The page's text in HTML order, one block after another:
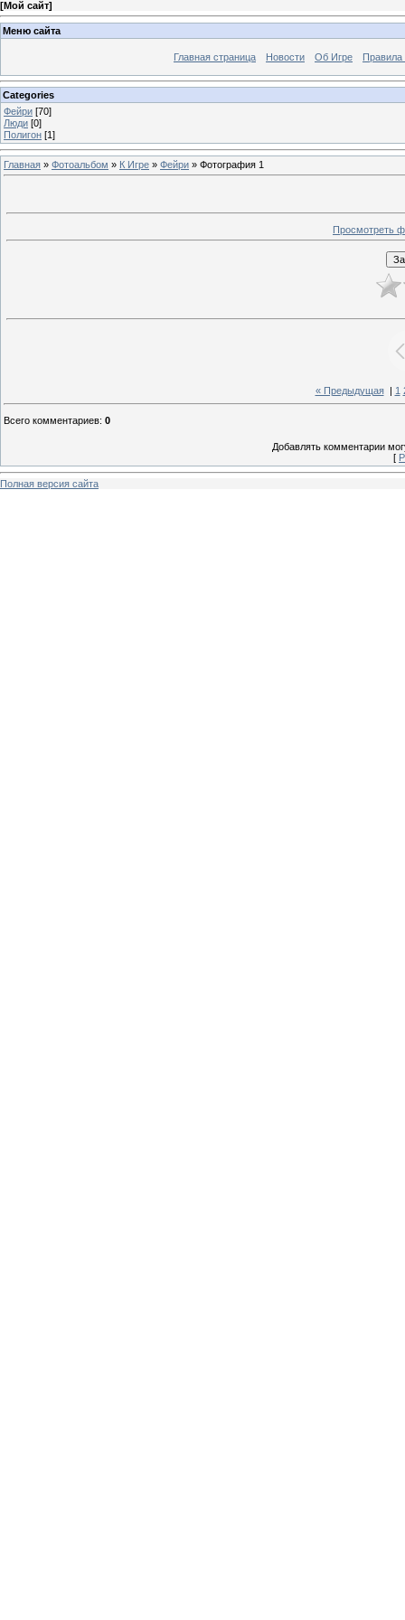
[Мой сайт]
Меню сайта
Главная страница Новости Об Игре
Categories
Фейри [70]
Люди [0]
Полигон [1]
Главная » Фотоальбом » К Игре » Фейри » Фотография 1
Просмотреть
« Предыдущая| 1
Всего комментариев: 0
Добавлять комментарии
[
Полная версия сайта